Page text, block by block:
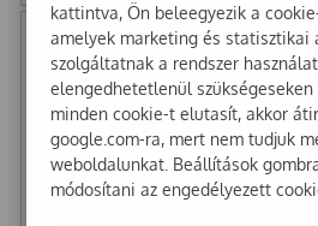
kattintva, Ön beleegyezik a
amelyek marketing és statisztikai
szolgáltatnak a rendszer
elengedhetetlenül
minden cookie-t elutasít, akkor
google.com-ra, mert nem tudjuk
weboldalunkat. Beállítások
módosítani az engedélyezett